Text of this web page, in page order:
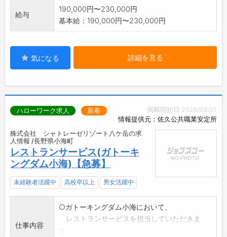
給与
190,000円〜230,000円
基本給：190,000円〜230,000円
気になる 詳細を見る
掲載開始日:2026/08/01
情報提供元：佐久公共職業安定所
ハローワーク求人 新着
株式会社 シャトレーゼリゾート八ケ岳の求
人情報 /長野県小海町
レストランサービス(ガトーキ
ングダム小海)【急募】
未経験者活躍中 高校卒以上 男女活躍中
仕事内容
○ガトーキングダム小海において、
レストランサービスを担当していただきま